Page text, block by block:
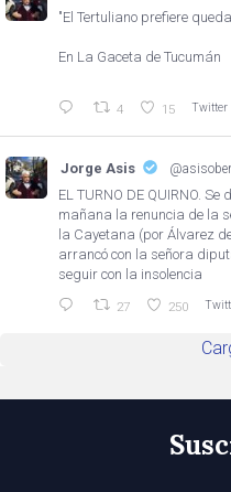
"El Tertuliano prefiere
En La Gaceta de Tucumán
4 15 Twitter
Jorge Asis
EL TURNO DE QUIRNO.
mañana la renuncia de la
la Cayetana (por Álvarez
arrancó con la señora
seguir con la insolencia
27 250